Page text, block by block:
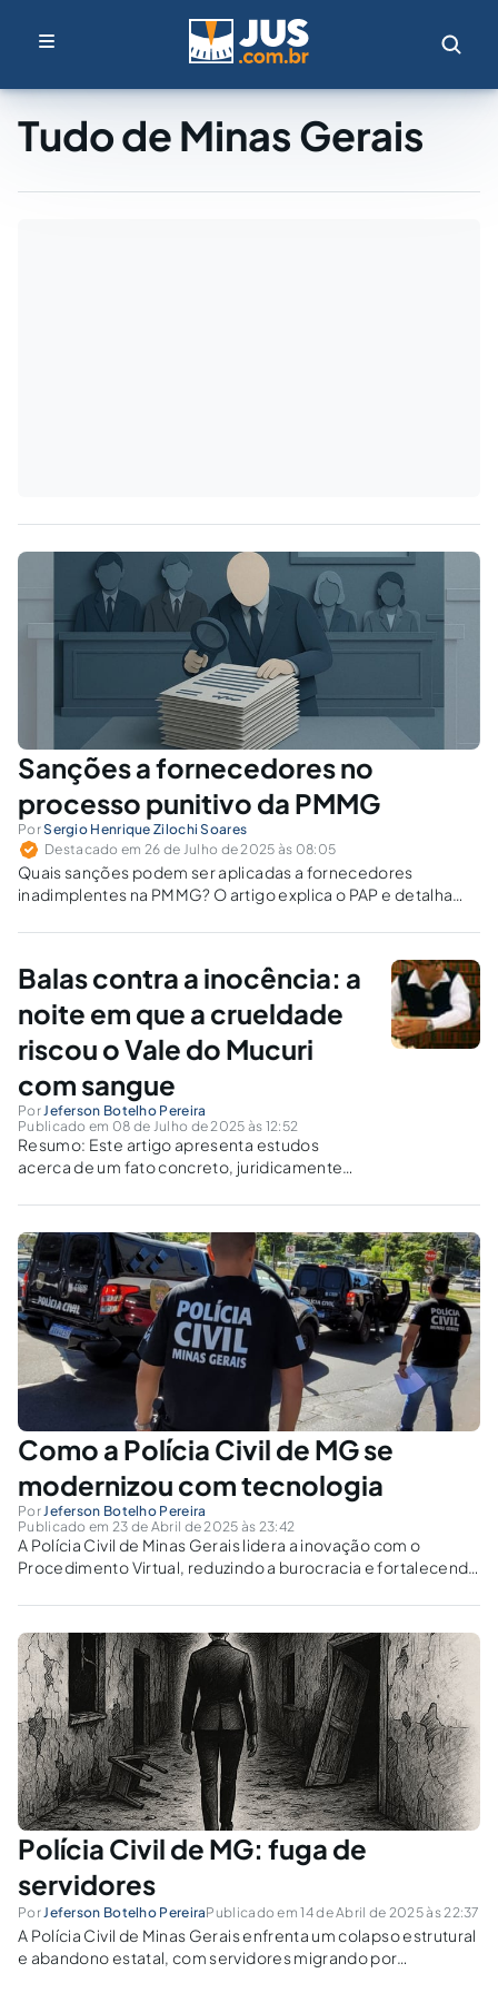
Tudo de Minas Gerais
Sanções a fornecedores no
processo punitivo da PMMG
PorSergio Henrique Zilochi Soares
Destacado em 26 de Julho de 2025 às 08:05
Quais sanções podem ser aplicadas a fornecedores
inadimplentes na PMMG? O artigo explica o PAP e detalha
Balas contra a inocência: a
noite em que a crueldade
riscou o Vale do Mucuri
com sangue
PorJeferson Botelho Pereira
Publicado em 08 de Julho de 2025 às 12:52
Resumo: Este artigo apresenta estudos
acerca de um fato concreto, juridicamente
crime bárbaro ocorrido na noite de 3 de julho
de 2025, no bairro Pindorama, em Teófilo
Otoni, no Vale do Mucuri de Minas Gerais,...
Como a Polícia Civil de MG se
modernizou com tecnologia
Por Jeferson Botelho Pereira
Publicado em 23 de Abril de 2025 às 23:42
A Polícia Civil de Minas Gerais lidera a inovação com o
Procedimento Virtual, reduzindo a burocracia e fortalecendo
legalidade e economia?
Polícia Civil de MG: fuga de
servidores
PorJeferson Botelho PereiraPublicado em 14 de Abril de 2025 às 22:37
A Polícia Civil de Minas Gerais enfrenta um colapso estrutural
e abandono estatal, com servidores migrando por